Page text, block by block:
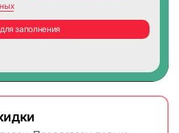
заполнения